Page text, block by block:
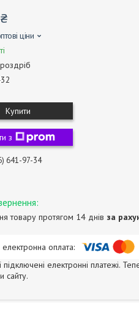
ціни
Купити
з
641-97-34
товару протягом 14 днів за
підключені електронні платежі.
сайту.